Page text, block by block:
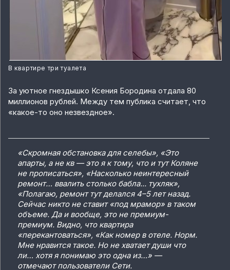
В квартире три туалета
За уютное гнездышко Ксения Бородина отдала 80
миллионов рублей. Между тем публика считает, что
«какое-то оно незвездное».
«Скромная обстановка для селебы», «Это
апарты, а не кв — это я к тому, что и тут Коляне
не прописаться», «Насколько неинтересный
ремонт… ввалить столько бабла... тухляк»,
«Полагаю, ремонт тут делался 4–5 лет назад.
Сейчас никто не ставит «под мрамор» в таком
объеме. Да и вообще, это не премиум-
премиум. Видно, что квартира
«перекантоваться», «Как номер в отеле. Норм.
Мне нравится такое. Но не хватает души что
ли… хотя я понимаю это одна из…» —
отмечают пользователи Сети.